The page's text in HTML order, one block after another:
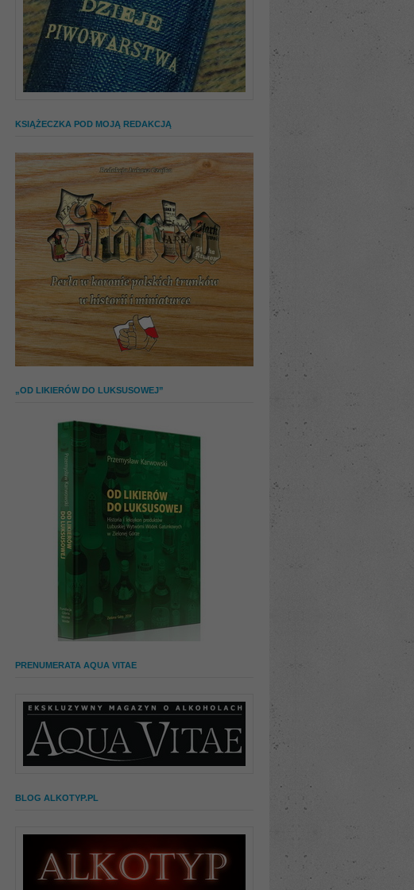
KSIĄŻECZKA POD MOJĄ REDAKCJĄ
„OD LIKIERÓW DO LUKSUSOWEJ”
PRENUMERATA AQUA VITAE
BLOG ALKOTYP.PL